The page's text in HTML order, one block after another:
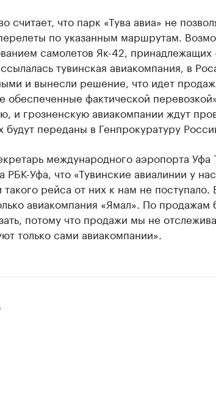
считает, что парк «Тува авиа» не
по указанным маршрутам.
самолетов Як-42, принадлежащих
тувинская авиакомпания, в
и вынесли решение, что идет
обеспеченные фактической
и грозненскую авиакомпании ждут
будут переданы в Генпрокуратуру
международного аэропорта Уфа
РБК-Уфа, что «Тувинские авиалинии у
такого рейса от них к нам не
авиакомпания «Ямал». По продажам
потому что продажи мы не
только сами авиакомпании».